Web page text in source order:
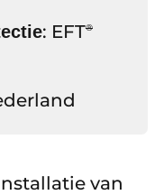
: EFT®
van